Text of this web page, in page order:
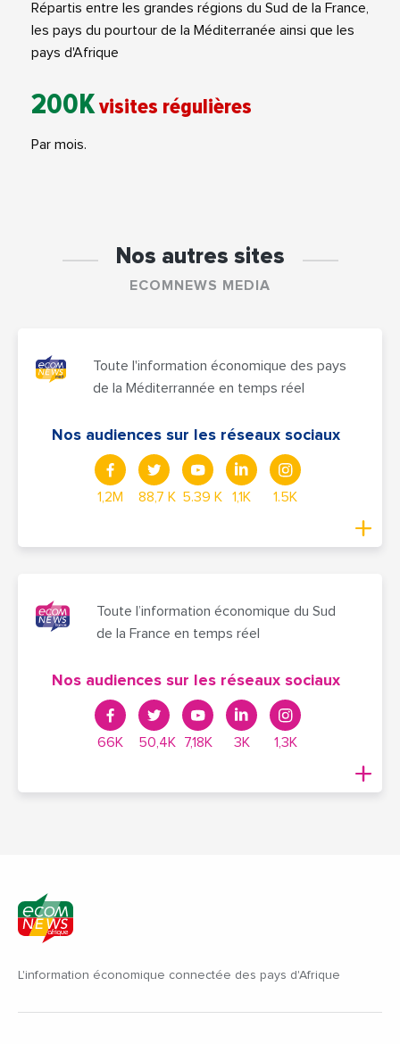
Répartis entre les grandes régions du Sud de la France,
les pays du pourtour de la Méditerranée ainsi que les
pays d'Afrique
200Kvisites régulières
Par mois.
Nos autres sites
ECOMNEWS MEDIA
Toute l'information économique des pays
de la Méditerrannée en temps réel
Nos audiences sur les réseaux sociaux
1,2M 88,7 K 5.39 K 1,1K 1.5K
Toute l’information économique du Sud
de la France en temps réel
Nos audiences sur les réseaux sociaux
66K 50,4K 7,18K 3K 1,3K
L'information économique connectée des pays d'Afrique